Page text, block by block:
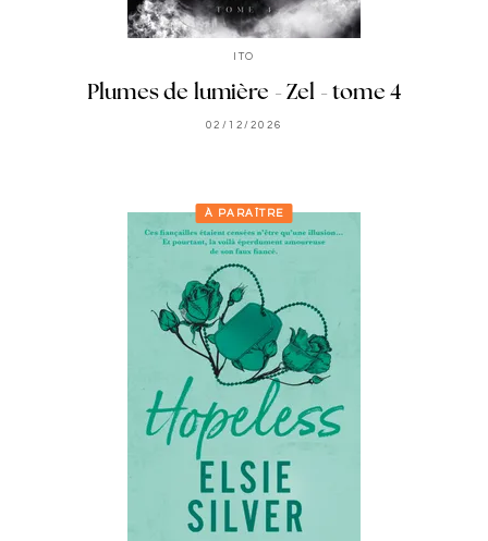
ITO
Plumes de lumière - Zel - tome 4
02/12/2026
À PARAÎTRE